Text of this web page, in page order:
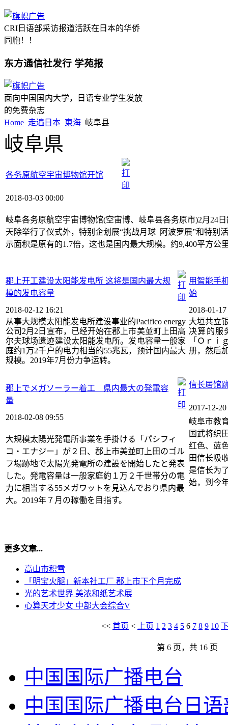
CRI日语部采访报道活跃在日本的华侨
同胞！！
东方通信社发行 学苑报
面向中国国内大学，日语专业学生发放
的免费杂志
Home 走遍日本 東海 岐阜县
岐阜県
各务原航空宇宙博物馆开馆
2018-03-03 00:00
岐阜各务原航空宇宙博物馆(空宙博、岐阜县各务原市)2月24
天除举行了仪式外，特别企划展“挑战月球 阿波罗展”和特别
示面积是原有的1.7倍，这也是国内最大规模。约9,400平方公
郡上开工建设太阳能发电所 这将是国内最大规
模的发电容量
2018-02-12 16:21
从事大规模太阳能发电所建设事业的Pacifico energy
公司2月2日宣布，已经开始在郡上市美並町上田高
尔夫球场遗迹建设太阳能发电所。发电容量一般家
庭约1万2千户的电力相当的55兆瓦，预计国内最大
规模。2019年7月份力争运转。
郡上でメガソーラー着工 県内最大の発電容
量
2018-02-08 09:55
大規模太陽光発電所事業を手掛ける「パシフィ
コ・エナジー」が２日、郡上市美並町上田のゴル
フ場跡地で太陽光発電所の建設を開始したと発表
した。発電容量は一般家庭約１万２千世帯分の電
力に相当する55メガワットを見込んでおり県内最
大。2019年７月の稼働を目指す。
用智能手
始
2018-01-
大垣共立
决算的服
「Ｏｒｉ
册，然后
信长居馆
2017-12-
岐阜市教
国武将织
红色、蓝
田信长吸
是信长为
始，到今
更多文章...
高山市积雪
「明宝火腿」新本社工厂 郡上市下个月完成
光的艺术世界 美浓和纸艺术展
心算天才少女 中部大会综合V
<< 首页 < 上页 1 2 3 4 5 6 7 8 9 10
第 6 页，共 16 页
中国国际广播电台
中国国际广播电台日语